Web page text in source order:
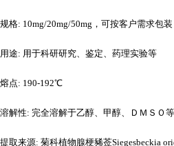
规格: 10mg/20mg/50mg，可按客户需求包装
用途: 用于科研研究、鉴定、药理实验等
熔点: 190-192℃
溶解性: 完全溶解于乙醇、甲醇、ＤＭＳＯ等
提取来源: 菊科植物腺梗豨莶Siegesbeckia